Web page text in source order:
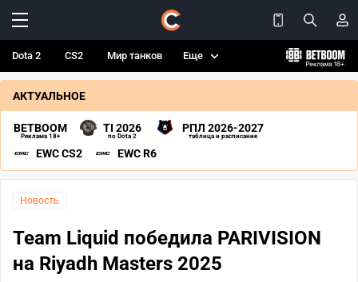
Dota 2 CS2 Мир танков Еще
АКТУАЛЬНОЕ
BETBOOM
Реклама 18+
TI 2026
по Dota 2
РПЛ 2026-2027
таблица и расписание
EWC CS2 EWC R6
Новость
Team Liquid победила PARIVISION
на Riyadh Masters 2025